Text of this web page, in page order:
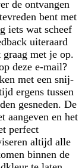
de ontvangen
bent met
iets wat scheef
uiteraard
graag met je op.
deze e-mail?
met een snij-
ergens tussen
gesneden. De
aangeven en het
perfect
altijd alle
binnen de